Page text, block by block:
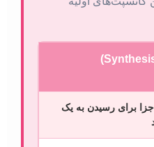
برای رسیدن به یک